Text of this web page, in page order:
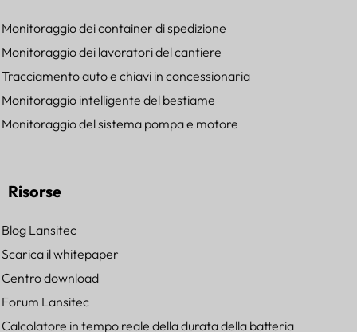
Monitoraggio dei container di spedizione
Monitoraggio dei lavoratori del cantiere
Tracciamento auto e chiavi in concessionaria
Monitoraggio intelligente del bestiame
Monitoraggio del sistema pompa e motore
Risorse
Blog Lansitec
Scarica il whitepaper
Centro download
Forum Lansitec
Calcolatore in tempo reale della durata della batteria